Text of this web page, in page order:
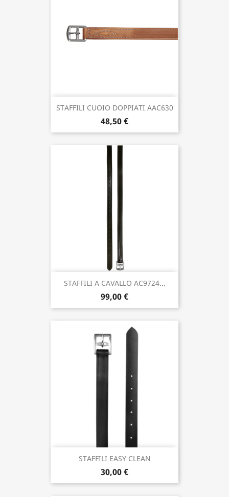
STAFFILI CUOIO DOPPIATI AAC630
48,50 €
STAFFILI A CAVALLO AC9724...
99,00 €
STAFFILI EASY CLEAN
30,00 €